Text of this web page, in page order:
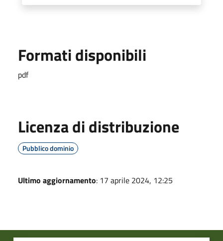
Formati disponibili
pdf
Licenza di distribuzione
Pubblico dominio
Ultimo aggiornamento: 17 aprile 2024, 12:25